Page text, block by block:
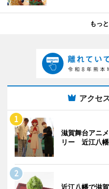
もっ
アクセ
滋賀舞台アニ
リー 近江八
近江八幡で滋